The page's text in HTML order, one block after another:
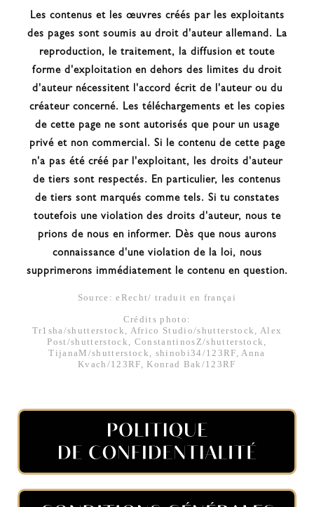
Les contenus et les œuvres créés par les exploitants
des pages sont soumis au droit d'auteur allemand. La
reproduction, le traitement, la diffusion et toute
forme d'exploitation en dehors des limites du droit
d'auteur nécessitent l'accord écrit de l'auteur ou du
créateur concerné. Les téléchargements et les copies
de cette page ne sont autorisés que pour un usage
privé et non commercial. Si le contenu de cette page
n'a pas été créé par l'exploitant, les droits d'auteur
de tiers sont respectés. En particulier, les contenus
de tiers sont marqués comme tels. Si tu constates
toutefois une violation des droits d'auteur, nous te
prions de nous en informer. Dès que nous aurons
connaissance d'une violation de la loi, nous
supprimerons immédiatement le contenu en question.
Source: eRecht/ traduit en françai
Crédits photo:
Tr1sha/shutterstock, Africo Studio/shutterstock, Alex
Post/shutterstock, ConstantinosZ/shutterstock,
TijanaM/shutterstock, shinobi34/123RF, Anna
Kvach/123RF, Konrad Bak/123RF